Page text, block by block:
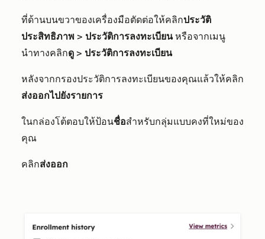
ที่ด้านบนขวาของเครื่องมือตัดต่อให้คลิกประวัติ
ประสิทธิภาพ > ประวัติการลงทะเบียนหรือจากเมนู
นำทางคลิกดู > ประวัติการลงทะเบียน
หลังจากกรองประวัติการลงทะเบียนของคุณแล้วให้คลิก
ส่งออกไปยังรายการ
ในกล่องโต้ตอบให้ป้อนชื่อสำหรับกลุ่มแบบคงที่ใหม่ของ
คุณ
คลิกส่งออก